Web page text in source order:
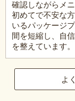
確認しながらメ
初めてで不安な
いるパッケージ
間を短縮し、自
を整えています。
よ